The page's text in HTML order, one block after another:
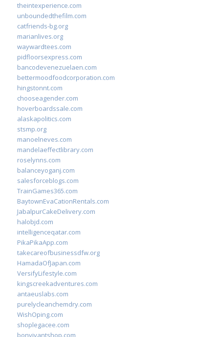
theintexperience.com
unboundedthefilm.com
catfriends-bg.org
marianlives.org
waywardtees.com
pidfloorsexpress.com
bancodevenezuelaen.com
bettermoodfoodcorporation.com
hingstonnt.com
chooseagender.com
hoverboardssale.com
alaskapolitics.com
stsmp.org
manoelneves.com
mandelaeffectlibrary.com
roselynns.com
balanceyoganj.com
salesforceblogs.com
TrainGames365.com
BaytownEvaCationRentals.com
JabalpurCakeDelivery.com
halobjd.com
intelligenceqatar.com
PikaPikaApp.com
takecareofbusinessdfw.org
HamadaOfJapan.com
VersifyLifestyle.com
kingscreekadventures.com
antaeuslabs.com
purelycleanchemdry.com
WishOping.com
shoplegacee.com
bonvivantshop.com